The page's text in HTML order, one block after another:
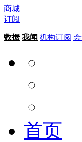
商城
订阅
数据 我闻 机构订阅
首页